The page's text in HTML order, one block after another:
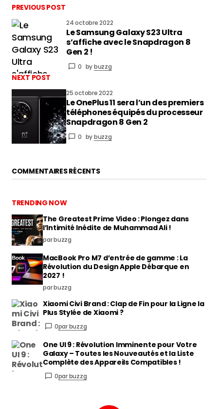
vous connecter
PREVIOUS POST
24 octobre 2022
Le Samsung Galaxy S23 Ultra
s’affiche avec le Snapdragon 8
Gen 2 !
0 bybuzzg
NEXT POST
25 octobre 2022
Le OnePlus 11 sera l’un des premiers
téléphones équipés du processeur
Snapdragon 8 Gen 2
0 bybuzzg
COMMENTAIRES RÉCENTS
TRENDING NOW
The Greatest Prime Video : Plongez dans
l’Intimité Inédite de Muhammad Ali !
par buzzg
MacBook Pro M7 d’entrée de gamme : La
Révolution du Design Apple Débarque en
2027 !
par buzzg
Xiaomi Civi Brand : Clap de Fin pour la Ligne la
Plus Stylée de Xiaomi ?
0par buzzg
One UI 9 : Révolution Imminente pour Votre
Galaxy – Toutes les Nouveautés et la Liste
Complète des Appareils Compatibles !
0par buzzg